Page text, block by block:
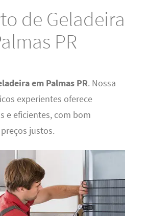
de Geladeira
PR
em Palmas PR. Nossa
experientes oferece
e eficientes, com bom
justos.